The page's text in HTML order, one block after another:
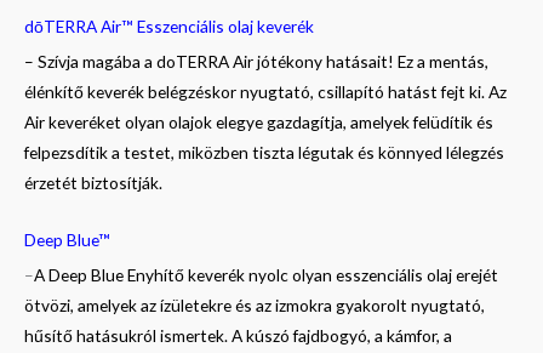
dōTERRA Air™ Esszenciális olaj keverék
– Szívja magába a doTERRA Air jótékony hatásait! Ez a mentás,
élénkítő keverék belégzéskor nyugtató, csillapító hatást fejt ki. Az
Air keveréket olyan olajok elegye gazdagítja, amelyek felüdítik és
felpezsdítik a testet, miközben tiszta légutak és könnyed lélegzés
érzetét biztosítják.
Deep Blue™
–A Deep Blue Enyhítő keverék nyolc olyan esszenciális olaj erejét
ötvözi, amelyek az ízületekre és az izmokra gyakorolt nyugtató,
hűsítő hatásukról ismertek. A kúszó fajdbogyó, a kámfor, a